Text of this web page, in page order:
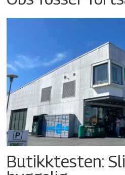
Butikktesten: